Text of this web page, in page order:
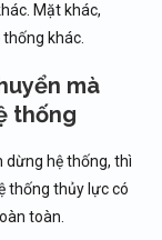
Mặt khác,
khác.
mà
thống
dừng hệ thống, thì
thống thủy lực có
toàn.